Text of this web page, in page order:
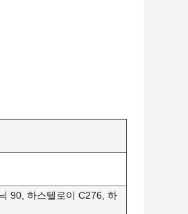
90, 하스텔로이 C276, 하